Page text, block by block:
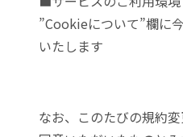
”Cookieについて”欄に
いたします
なお、このたびの規約